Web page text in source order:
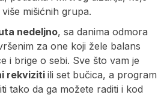
mišićnih grupa.
nedeljno, sa danima odmora
za one koji žele balans
i brige o sebi. Sve što vam je
rekviziti ili set bučica, a program
tako da ga možete raditi i kod